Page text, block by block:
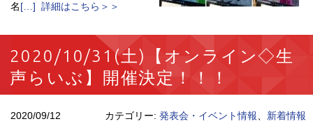
名[…] 詳細はこちら＞＞
2020/10/31(土)【オンライン◇生
声らいぶ】開催決定！！！
2020/09/12 カテゴリー: 発表会・イベント情報
新着情報